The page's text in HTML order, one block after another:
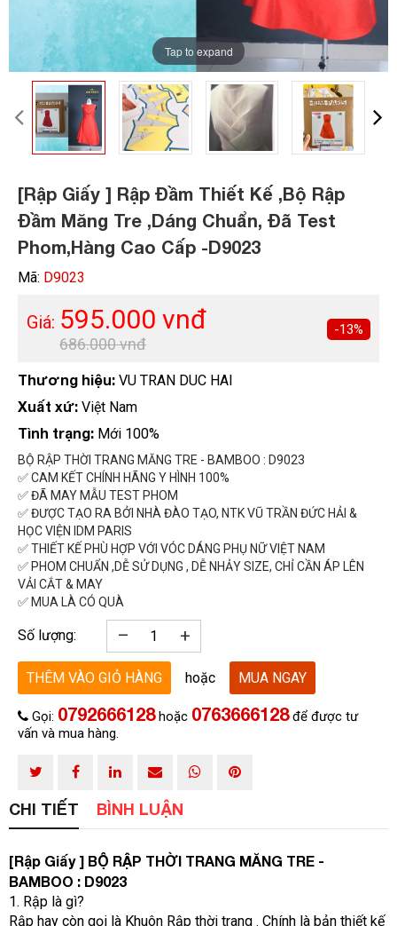
Tap to expand
[Rập Giấy ] Rập Đầm Thiết Kế ,Bộ Rập
Đầm Măng Tre ,Dáng Chuẩn, Đã Test
Phom,Hàng Cao Cấp -D9023
Mã: D9023
Giá: 595.000 vnđ
686.000 vnđ
-13%
Thương hiệu: VU TRAN DUC HAI
Xuất xứ: Việt Nam
Tình trạng: Mới 100%
BỘ RẬP THỜI TRANG MĂNG TRE - BAMBOO : D9023
✅ CAM KẾT CHÍNH HÃNG Y HÌNH 100%
✅ ĐÃ MAY MẪU TEST PHOM
✅ ĐƯỢC TẠO RA BỞI NHÀ ĐÀO TẠO, NTK VŨ TRẦN ĐỨC HẢI &
HỌC VIỆN IDM PARIS
✅ THIẾT KẾ PHÙ HỢP VỚI VÓC DÁNG PHỤ NỮ VIỆT NAM
✅ PHOM CHUẨN ,DỄ SỬ DỤNG , DỄ NHẢY SIZE, CHỈ CẦN ÁP LÊN
VẢI CẮT & MAY
✅ MUA LÀ CÓ QUÀ
Số lượng: – +
THÊM VÀO GIỎ HÀNG hoặc MUA NGAY
Gọi: 0792666128hoặc 0763666128 để được tư
vấn và mua hàng.
CHI TIẾT BÌNH LUẬN
[Rập Giấy ] BỘ RẬP THỜI TRANG MĂNG TRE -
BAMBOO : D9023
1. Rập là gì?
Rập hay còn gọi là Khuôn Rập thời trang . Chính là bản thiết kế
HOÀN THÀNH
Đăng ký tư vấn trực tiếp 24/7: